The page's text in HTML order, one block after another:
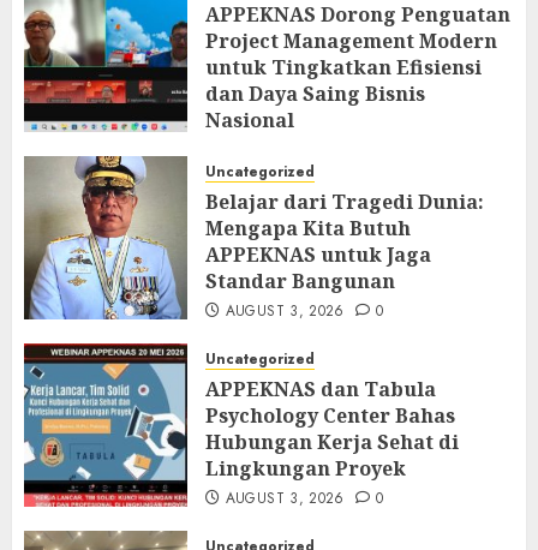
APPEKNAS Dorong Penguatan
Project Management Modern
untuk Tingkatkan Efisiensi
dan Daya Saing Bisnis
Nasional
Uncategorized
Belajar dari Tragedi Dunia:
Mengapa Kita Butuh
APPEKNAS untuk Jaga
Standar Bangunan
AUGUST 3, 2026 0
Uncategorized
APPEKNAS dan Tabula
Psychology Center Bahas
Hubungan Kerja Sehat di
Lingkungan Proyek
AUGUST 3, 2026 0